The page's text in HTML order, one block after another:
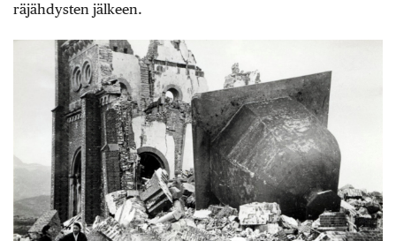
räjähdysten jälkeen.